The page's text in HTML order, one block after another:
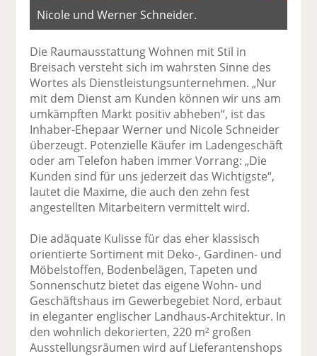
Nicole und Werner Schneider.
Die Raumausstattung Wohnen mit Stil in
Breisach versteht sich im wahrsten Sinne des
Wortes als Dienstleistungsunternehmen. „Nur
mit dem Dienst am Kunden können wir uns am
umkämpften Markt positiv abheben“, ist das
Inhaber-Ehepaar Werner und Nicole Schneider
überzeugt. Potenzielle Käufer im Ladengeschäft
oder am Telefon haben immer Vorrang: „Die
Kunden sind für uns jederzeit das Wichtigste“,
lautet die Maxime, die auch den zehn fest
angestellten Mitarbeitern vermittelt wird.
Die adäquate Kulisse für das eher klassisch
orientierte Sortiment mit Deko-, Gardinen- und
Möbelstoffen, Bodenbelägen, Tapeten und
Sonnenschutz bietet das eigene Wohn- und
Geschäftshaus im Gewerbegebiet Nord, erbaut
in eleganter englischer Landhaus-Architektur. In
den wohnlich dekorierten, 220 m² großen
Ausstellungsräumen wird auf Lieferantenshops